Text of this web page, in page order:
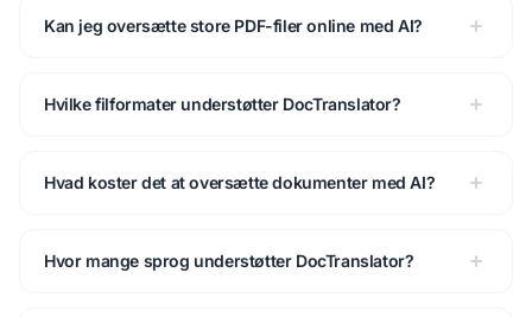
Kan jeg oversætte store PDF-filer online med AI?
Hvilke filformater understøtter DocTranslator?
Hvad koster det at oversætte dokumenter med AI?
Hvor mange sprog understøtter DocTranslator?